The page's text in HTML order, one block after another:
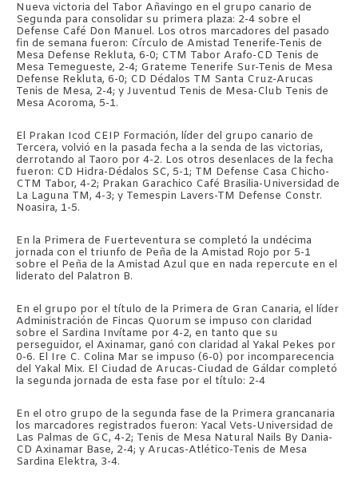
Nueva victoria del Tabor Añavingo en el grupo canario de
Segunda para consolidar su primera plaza: 2-4 sobre el
Defense Café Don Manuel. Los otros marcadores del pasado
fin de semana fueron: Círculo de Amistad Tenerife-Tenis de
Mesa Defense Rekluta, 6-0; CTM Tabor Arafo-CD Tenis de
Mesa Temegueste, 2-4; Grateme Tenerife Sur-Tenis de Mesa
Defense Rekluta, 6-0; CD Dédalos TM Santa Cruz-Arucas
Tenis de Mesa, 2-4; y Juventud Tenis de Mesa-Club Tenis de
Mesa Acoroma, 5-1.
El Prakan Icod CEIP Formación, líder del grupo canario de
Tercera, volvió en la pasada fecha a la senda de las victorias,
derrotando al Taoro por 4-2. Los otros desenlaces de la fecha
fueron: CD Hidra-Dédalos SC, 5-1; TM Defense Casa Chicho-
CTM Tabor, 4-2; Prakan Garachico Café Brasilia-Universidad de
La Laguna TM, 4-3; y Temespin Lavers-TM Defense Constr.
Noasira, 1-5.
En la Primera de Fuerteventura se completó la undécima
jornada con el triunfo de Peña de la Amistad Rojo por 5-1
sobre el Peña de la Amistad Azul que en nada repercute en el
liderato del Palatron B.
En el grupo por el título de la Primera de Gran Canaria, el líder
Administración de Fincas Quorum se impuso con claridad
sobre el Sardina Invítame por 4-2, en tanto que su
perseguidor, el Axinamar, ganó con claridad al Yakal Pekes por
0-6. El Ire C. Colina Mar se impuso (6-0) por incomparecencia
del Yakal Mix. El Ciudad de Arucas-Ciudad de Gáldar completó
la segunda jornada de esta fase por el título: 2-4
En el otro grupo de la segunda fase de la Primera grancanaria
los marcadores registrados fueron: Yacal Vets-Universidad de
Las Palmas de GC, 4-2; Tenis de Mesa Natural Nails By Dania-
CD Axinamar Base, 2-4; y Arucas-Atlético-Tenis de Mesa
Sardina Elektra, 3-4.